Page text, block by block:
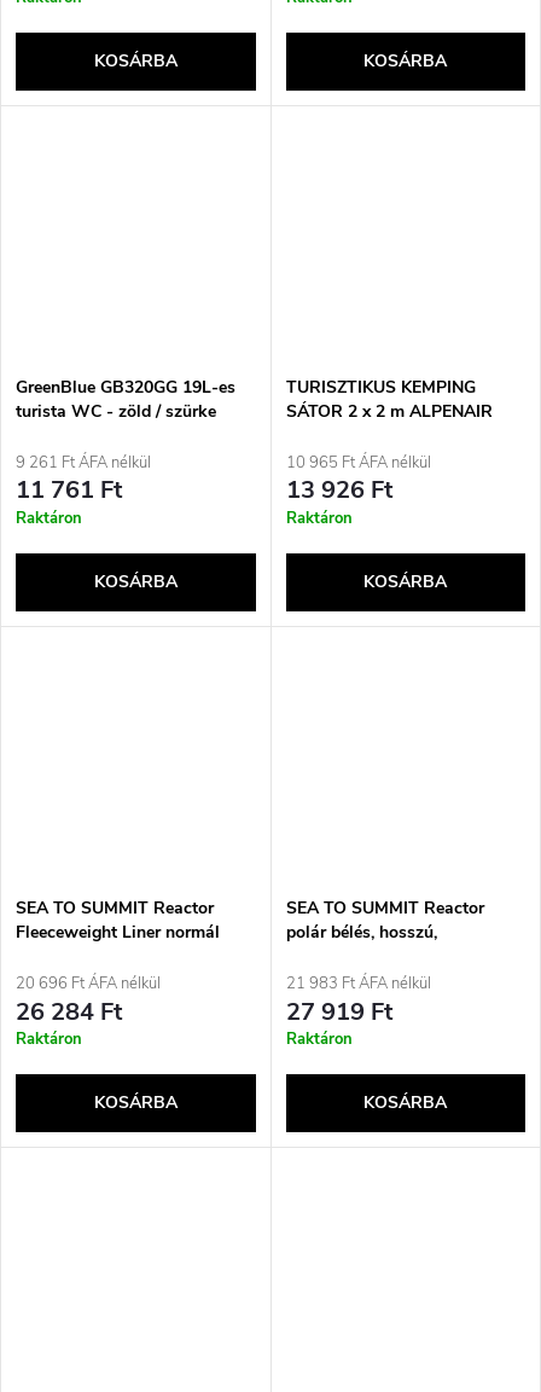
KOSÁRBA KOSÁRBA
GreenBlue GB320GG 19L-es
turista WC - zöld / szürke
9 261 Ft ÁFA nélkül
11 761 Ft
Raktáron
KOSÁRBA
TURISZTIKUS KEMPING
SÁTOR 2 x 2 m ALPENAIR
10 965 Ft ÁFA nélkül
13 926 Ft
Raktáron
KOSÁRBA
SEA TO SUMMIT Reactor
Fleeceweight Liner normál
20 696 Ft ÁFA nélkül
26 284 Ft
Raktáron
KOSÁRBA
SEA TO SUMMIT Reactor
polár bélés, hosszú,
21 983 Ft ÁFA nélkül
27 919 Ft
Raktáron
KOSÁRBA